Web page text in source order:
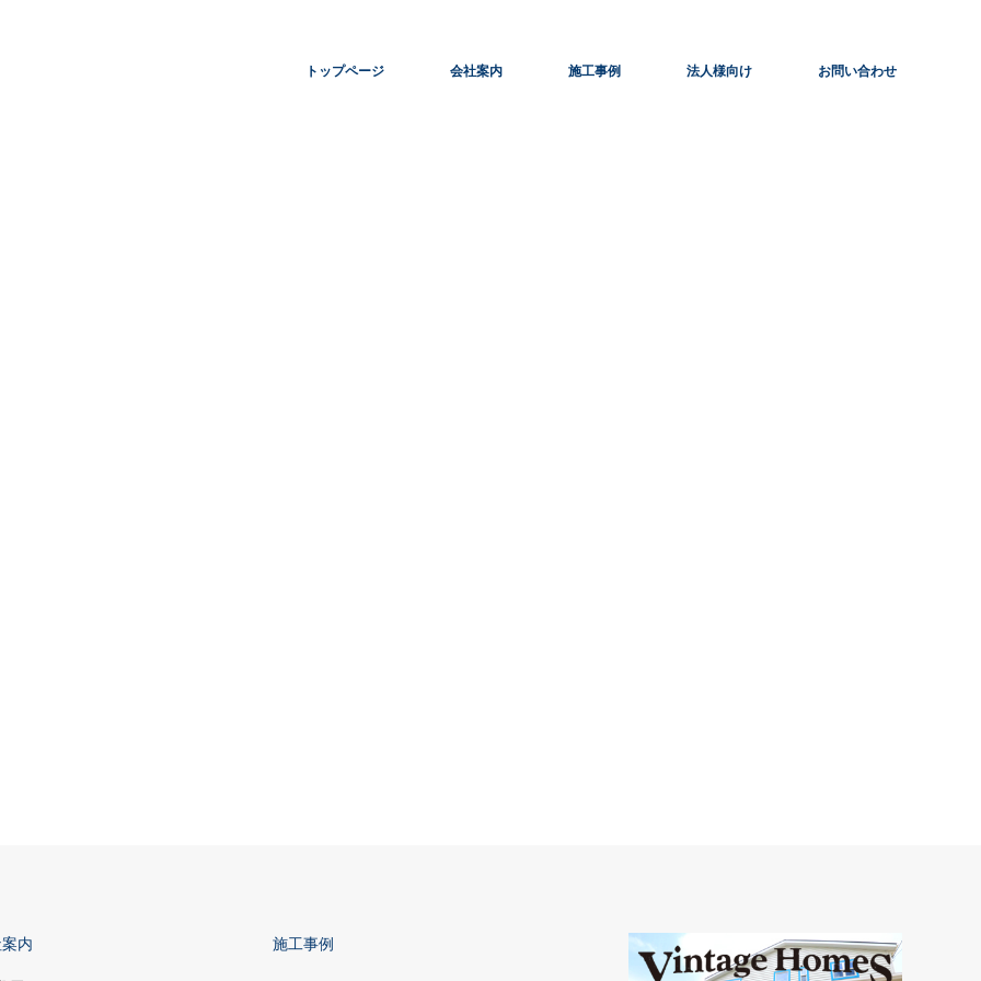
トップページ 会社案内 施工事例 法人様向け お問い合わせ
内 施工事例